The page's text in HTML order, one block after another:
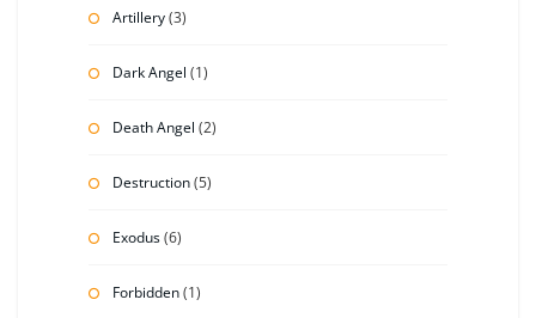
Artillery(3)
Dark Angel (1)
Death Angel (2)
Destruction(5)
Exodus(6)
Forbidden(1)